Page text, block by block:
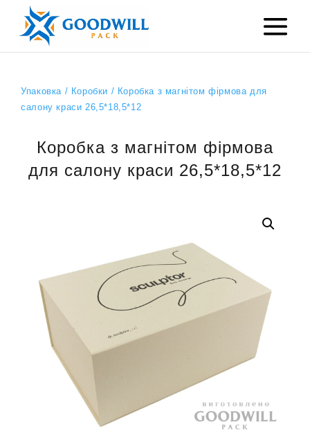
Упаковка/ Коробки / Коробка з магнітом фірмова для
салону краси 26,5*18,5*12
Коробка з магнітом фірмова
для салону краси 26,5*18,5*12